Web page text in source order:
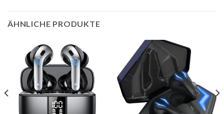
ÄHNLICHE PRODUKTE